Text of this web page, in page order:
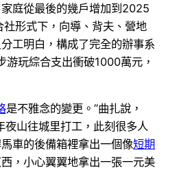
家庭從最後的幾戶增加到2025
形式下，向導、背夫、營地
工明白，構成了完全的辦事系
玩綜合支出衝破1000萬元，
是不雅念的變更。”曲扎說，
夜山往城里打工，此刻很多人
車的後備箱裡拿出一個像短期
，小心翼翼地拿出一張一元美